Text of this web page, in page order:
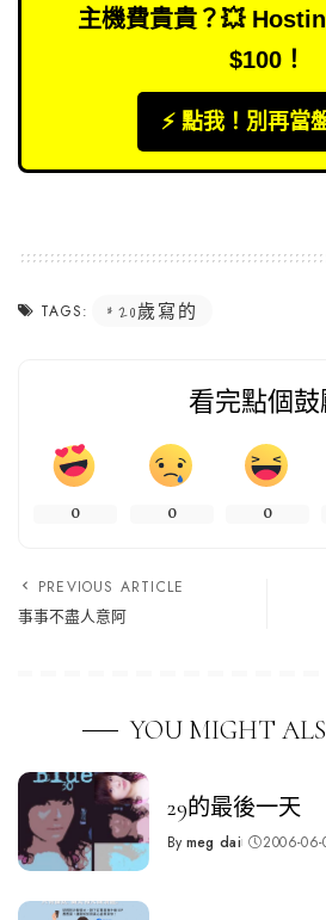
主機費貴貴？💥
$100！
⚡️ 點我！別再當
TAGS: 20歲寫的
看完點個鼓
0 0 0
PREVIOUS ARTICLE
事事不盡人意阿
YOU MIGHT
29的最後一天
Posted
By meg dai 2006-06-